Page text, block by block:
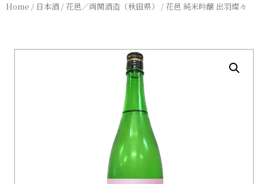
Home / 日本酒 /花邑／両関酒造（秋田県） / 花邑 純米吟醸 出羽燦々